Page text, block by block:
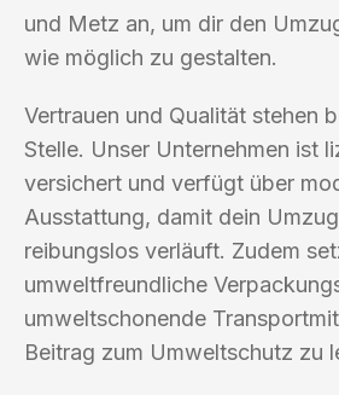
und Metz an, um dir den
wie möglich zu gestalten.
Vertrauen und Qualität stehen
Stelle. Unser Unternehmen ist
versichert und verfügt über
Ausstattung, damit dein
reibungslos verläuft. Zudem
umweltfreundliche
umweltschonende
Beitrag zum Umweltschutz zu